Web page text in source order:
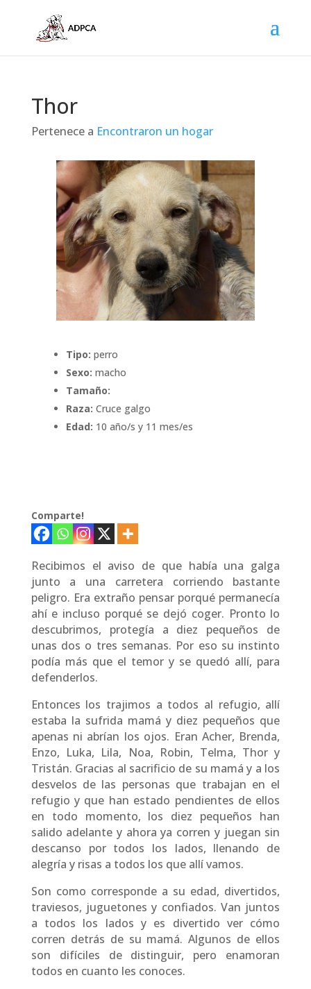
Thor
Pertenece a Encontraron un hogar
Tipo: perro
Sexo: macho
Tamaño:
Raza: Cruce galgo
Edad: 10 año/s y 11 mes/es
Comparte!
Recibimos el aviso de que había una galga
junto a una carretera corriendo bastante
peligro. Era extraño pensar porqué permanecía
ahí e incluso porqué se dejó coger. Pronto lo
descubrimos, protegía a diez pequeños de
unas dos o tres semanas. Por eso su instinto
podía más que el temor y se quedó allí, para
defenderlos.
Entonces los trajimos a todos al refugio, allí
estaba la sufrida mamá y diez pequeños que
apenas ni abrían los ojos. Eran Acher, Brenda,
Enzo, Luka, Lila, Noa, Robin, Telma, Thor y
Tristán. Gracias al sacrificio de su mamá y a los
desvelos de las personas que trabajan en el
refugio y que han estado pendientes de ellos
en todo momento, los diez pequeños han
salido adelante y ahora ya corren y juegan sin
descanso por todos los lados, llenando de
alegría y risas a todos los que allí vamos.
Son como corresponde a su edad, divertidos,
traviesos, juguetones y confiados. Van juntos
a todos los lados y es divertido ver cómo
corren detrás de su mamá. Algunos de ellos
son difíciles de distinguir, pero enamoran
todos en cuanto les conoces.